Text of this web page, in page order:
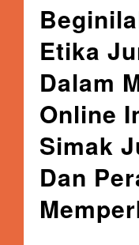
Etika
Dalam
Online
Simak
Dan